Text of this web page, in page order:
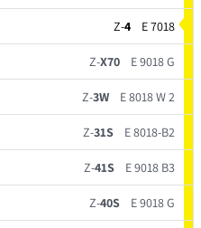
Z-4 E 7018
Z-X70 E 9018 G
Z-3W E 8018 W 2
Z-31S E 8018-B2
Z-41S E 9018 B3
Z-40S E 9018 G